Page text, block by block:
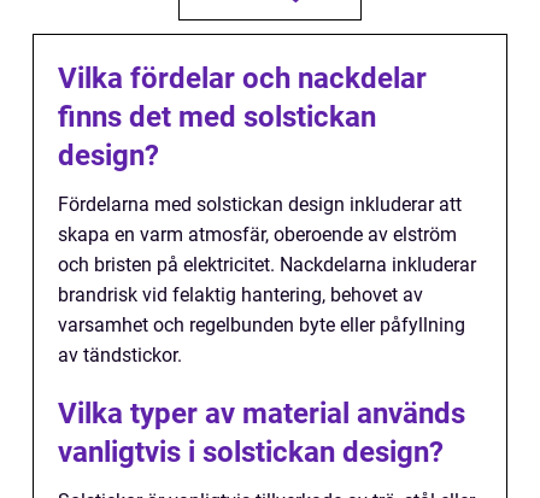
Vilka fördelar och nackdelar
finns det med solstickan
design?
Fördelarna med solstickan design inkluderar att
skapa en varm atmosfär, oberoende av elström
och bristen på elektricitet. Nackdelarna inkluderar
brandrisk vid felaktig hantering, behovet av
varsamhet och regelbunden byte eller påfyllning
av tändstickor.
Vilka typer av material används
vanligtvis i solstickan design?